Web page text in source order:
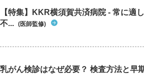
【特集】KKR横須賀共済病院 - 常に適
不... (医師監修)
乳がん検診はなぜ必要？ 検査方法と早